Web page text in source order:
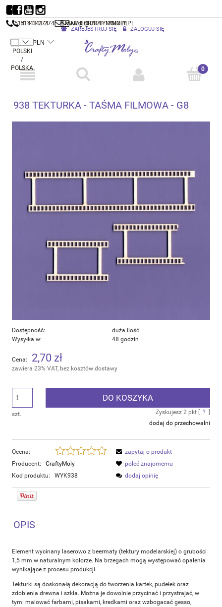
514 143 274 MAIL@CRAFTYMOLY.PL
ZAREJESTRUJ SIĘ ZALOGUJ SIĘ
514 143 274 MAIL@CRAFTYMOLY.PL
938 TEKTURKA - TAŚMA FILMOWA - G8
Dostępność:
duża ilość
Wysyłka w:
48 godzin
Cena: 2,70 zł
zawiera 23% VAT, bez kosztów dostawy
szt.
DO KOSZYKA
Zyskujesz 2 pkt [ ?
dodaj do przechowalni
Ocena:
Producent:
CraftyMoly
Kod produktu:
WYK938
zapytaj o produkt
poleć znajomemu
dodaj opinię
OPIS
Element wycinany laserowo z beermaty (tektury modelarskiej) o grubości
1,5 mm w naturalnym kolorze. Na brzegach mogą występować opalenia
wynikające z procesu produkcji.
Tekturki są doskonałą dekoracją do tworzenia kartek, pudełek oraz
zdobienia drewna i szkła. Można je dowolnie przycinać i przystrajać, w
tym: malować farbami, pisakami, kredkami oraz wzbogacać gesso,